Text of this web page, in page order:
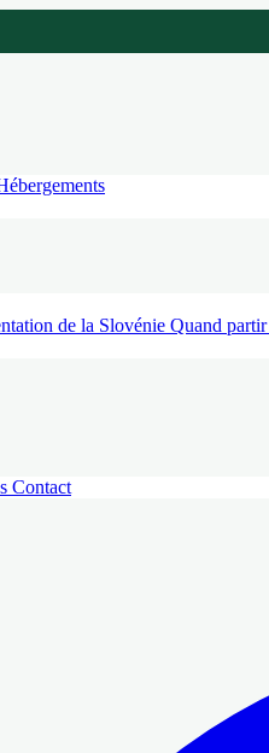
de la Slovénie Quand partir
Contact